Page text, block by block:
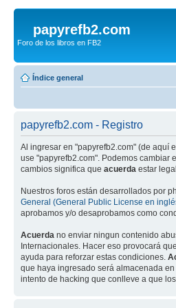
papyrefb2.com
Foro de los libros en FB2
Índice general
papyrefb2.com - Registro
Al ingresar en "papyrefb2.com" (de aquí
use "papyrefb2.com". Podemos cambiar
cambios significa que acuerda estar
Nuestros foros están desarrollados por
General (General Public License en
aprobamos y/o desaprobamos como
Acuerda no enviar ningun contenido
Internacionales. Hacer eso provocará
ayuda para reforzar estas condiciones.
que haya ingresado será almacenada
intento de hacking que conlleve a que